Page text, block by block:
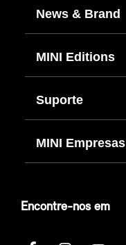
News & Brand
MINI Editions
Suporte
MINI Empresas
Encontre-nos em